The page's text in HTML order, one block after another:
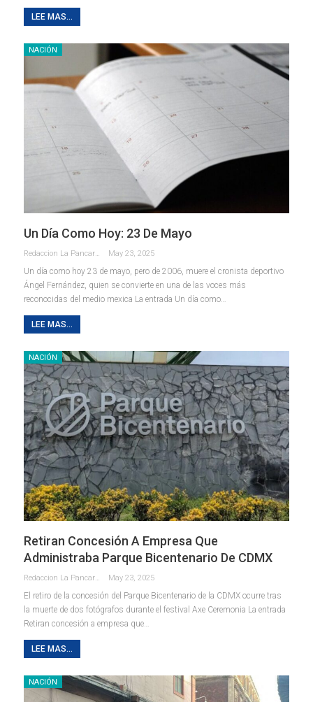
LEE MAS...
NACIÓN
Un Día Como Hoy: 23 De Mayo
Redaccion La Pancarta De Quintana Roo May 23, 2025
Un día como hoy 23 de mayo, pero de 2006, muere el cronista deportivo
Ángel Fernández, quien se convierte en una de las voces más
reconocidas del medio mexica La entrada Un día como…
LEE MAS...
NACIÓN
Retiran Concesión A Empresa Que
Administraba Parque Bicentenario De CDMX
Redaccion La Pancarta De Quintana Roo May 23, 2025
El retiro de la concesión del Parque Bicentenario de la CDMX ocurre tras
la muerte de dos fotógrafos durante el festival Axe Ceremonia La entrada
Retiran concesión a empresa que…
LEE MAS...
NACIÓN